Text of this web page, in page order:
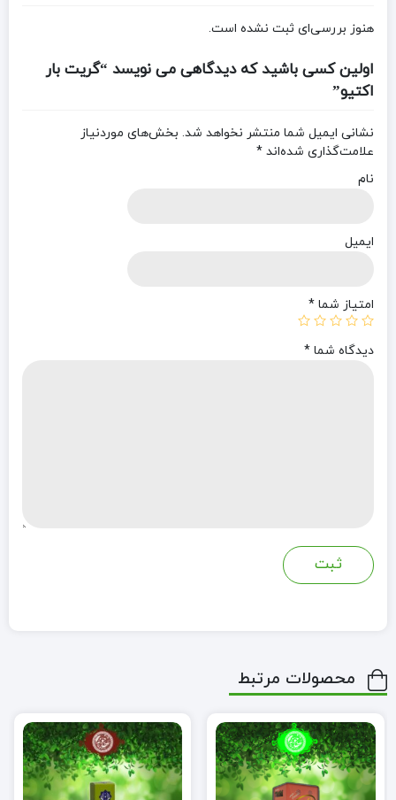
هنوز بررسی‌ای ثبت نشده است.
اولین کسی باشید که دیدگاهی می نویسد “گریت بار
اکتیو”
نشانی ایمیل شما منتشر نخواهد شد. بخش‌های موردنیاز
علامت‌گذاری شده‌اند *
نام
ایمیل
امتیاز شما *
دیدگاه شما *
محصولات مرتبط